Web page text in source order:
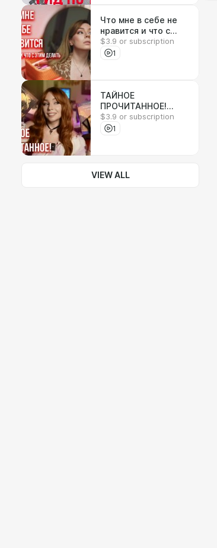
Что мне в себе не
нравится и что с
этим делать / Новая
жизнь с
$3.9 or subscription
1
ТАЙНОЕ
ПРОЧИТАННОЕ!
Качур и провальное
фэнтези
$3.9 or subscription
1
VIEW ALL